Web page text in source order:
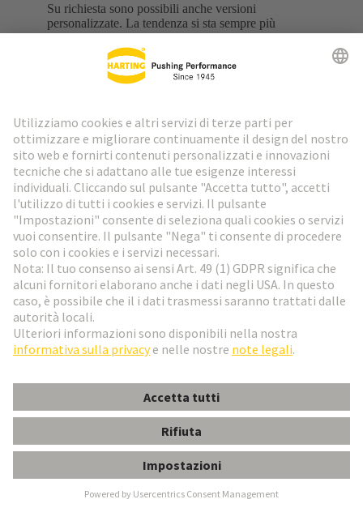
Su richiesta sono possibili anche versioni
personalizzate. La tendenza si sta sempre più
spostando dalle soluzioni rack standardizzate verso
dispositivi modulari che richiedono disposizioni di
PCB miniaturizzate e personalizzate.
scheda
I connettori monopezzo della serie har-flex®
HD -
Card Edge, con un passo di contatto di 0,8 mm,
consentono di collegare direttamente circuiti
stampati con uno spessore di 1,6 mm.
Alta velocità fino a 25 Gbit/s
Pronti per l'industria: SMT e
Qualsiasi distanza da
mezzanino grazie
all'adattatore PCB